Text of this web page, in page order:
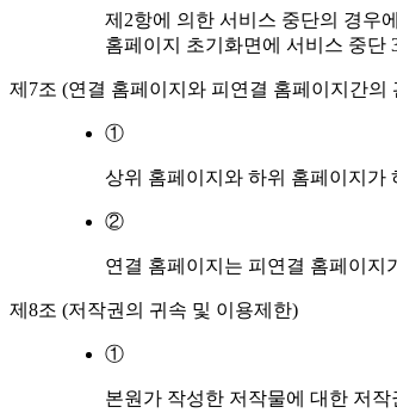
제2항에 의한 서비스 중단의 경우
홈페이지 초기화면에 서비스 중단
제7조 (연결 홈페이지와 피연결 홈페이지간의
①
상위 홈페이지와 하위 홈페이지가
②
연결 홈페이지는 피연결 홈페이지
제8조 (저작권의 귀속 및 이용제한)
①
본원가 작성한 저작물에 대한 저